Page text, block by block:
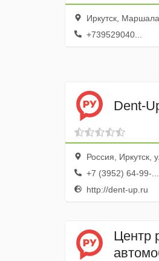
Иркутск,
+739529040...
Dent-
Россия, Иркутск,
+7 (3952) 64-99-...
http://dent-up.ru
Центр